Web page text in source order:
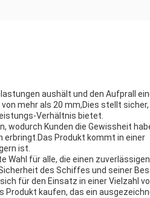
aushält und den Aufprall
mehr als 20 mm,Dies stellt
Verhältnis bietet.
wodurch Kunden die Gewissheit
Produkt kommt in einer
ist.
für alle, die einen zuverlässigen
des Schiffes und seiner
für den Einsatz in einer Vielzahl
Produkt kaufen, das ein